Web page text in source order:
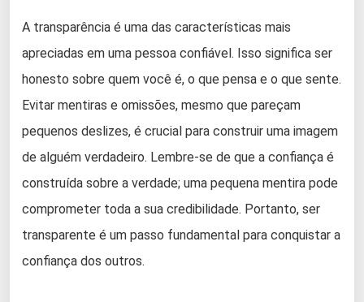
A transparência é uma das características mais
apreciadas em uma pessoa confiável. Isso significa ser
honesto sobre quem você é, o que pensa e o que sente.
Evitar mentiras e omissões, mesmo que pareçam
pequenos deslizes, é crucial para construir uma imagem
de alguém verdadeiro. Lembre-se de que a confiança é
construída sobre a verdade; uma pequena mentira pode
comprometer toda a sua credibilidade. Portanto, ser
transparente é um passo fundamental para conquistar a
confiança dos outros.